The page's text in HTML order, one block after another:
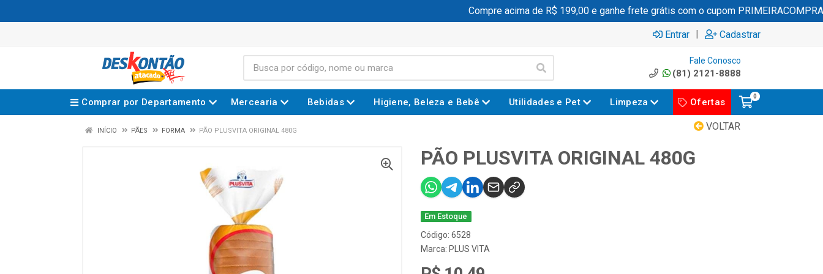
Compre acima de R$ 199,00 e ganhe frete grátis com o cupom PRIMEIRACOMPRA
Entrar | Cadastrar
Fale Conosco
(81) 2121-8888
Comprar por Departamento Mercearia Bebidas Higiene, Beleza e Bebê Utilidades e Pet Limpeza Ofertas
0
VOLTAR
INÍCIO PÃES FORMA PÃO PLUSVITA ORIGINAL 480G
PÃO PLUSVITA ORIGINAL 480G
Em Estoque
Código: 6528
Marca: PLUS VITA